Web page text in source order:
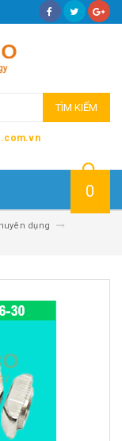
TÌM KIẾM
0
dụng